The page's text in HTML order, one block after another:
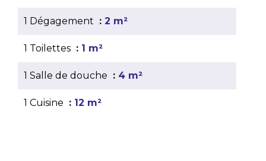
1 Dégagement 2 m²
1 Toilettes 1 m²
1 Salle de douche 4 m²
1 Cuisine 12 m²